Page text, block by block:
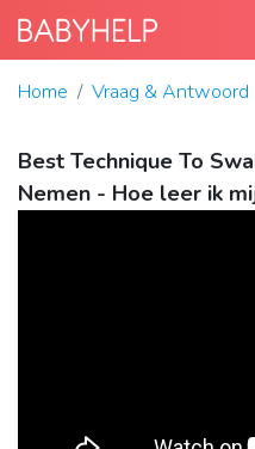
Home Vraag & Antwoord
Best Technique To
Nemen - Hoe leer ik